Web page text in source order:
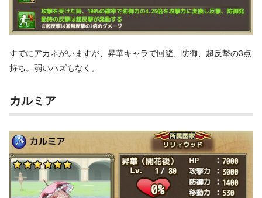
すでにアカネがいますが、昇華キャラで回避、防御、超反撃の3点
持ち。弱いハズもなく。
カルミア